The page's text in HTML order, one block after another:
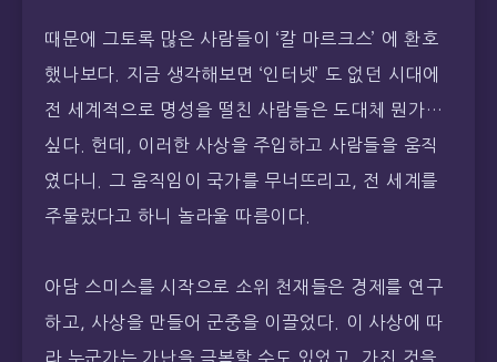
때문에 그토록 많은 사람들이 ‘칼 마르크스’ 에 환호
했나보다. 지금 생각해보면 ‘인터넷’ 도 없던 시대에
전 세계적으로 명성을 떨친 사람들은 도대체 뭔가…
싶다. 헌데, 이러한 사상을 주입하고 사람들을 움직
였다니. 그 움직임이 국가를 무너뜨리고, 전 세계를
주물렀다고 하니 놀라울 따름이다.
아담 스미스를 시작으로 소위 천재들은 경제를 연구
하고, 사상을 만들어 군중을 이끌었다. 이 사상에 따
라 누군가는 가난을 극복할 수도 있었고, 가진 것을